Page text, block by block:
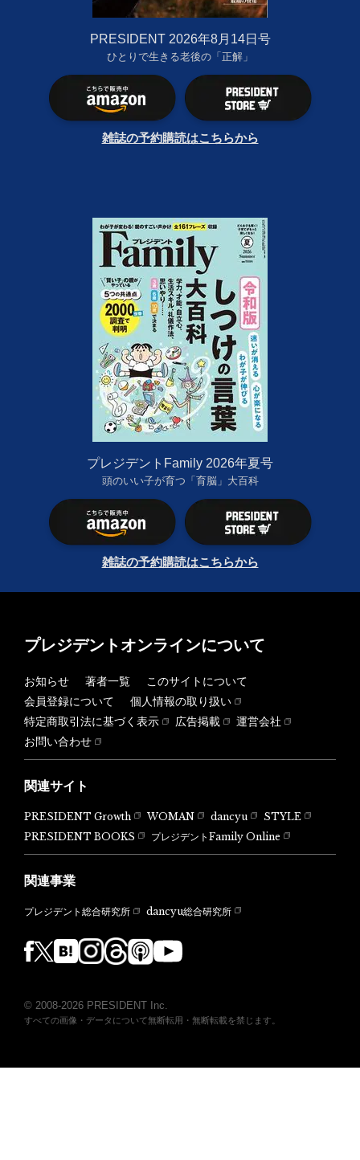
PRESIDENT 2026年8月14日号
ひとりで生きる老後の「正解」
雑誌の予約購読はこちらから
プレジデントFamily 2026年夏号
頭のいい子が育つ「育脳」大百科
雑誌の予約購読はこちらから
プレジデントオンラインについて
お知らせ 著者一覧
このサイトについて
会員登録について
個人情報の取り扱い
特定商取引法に基づく表示
広告掲載
運営会社
お問い合わせ
関連サイト
PRESIDENT Growth WOMAN dancyu
STYLE
PRESIDENT BOOKS
プレジデントFamily Online
関連事業
プレジデント総合研究所 dancyu総合研究所
© 2008-2026 PRESIDENT Inc.
すべての画像・データについて無断転用・無断転載を禁じます。